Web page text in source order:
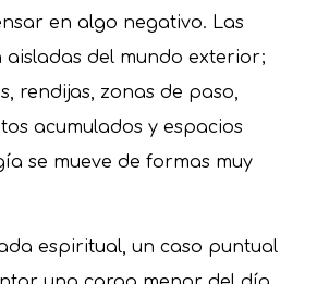
en algo negativo. Las
aisladas del mundo exterior;
rendijas, zonas de paso,
acumulados y espacios
se mueve de formas muy
espiritual, un caso puntual